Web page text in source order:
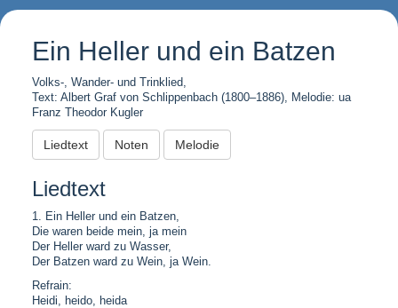
Ein Heller und ein Batzen
Volks-, Wander- und Trinklied,
Text: Albert Graf von Schlippenbach (1800–1886), Melodie: ua
Franz Theodor Kugler
Liedtext Noten Melodie
Liedtext
1. Ein Heller und ein Batzen,
Die waren beide mein, ja mein
Der Heller ward zu Wasser,
Der Batzen ward zu Wein, ja Wein.
Refrain:
Heidi, heido, heida